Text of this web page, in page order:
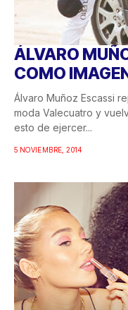
ÁLVARO
COMO
Álvaro Muñoz Escassi
moda Valecuatro y
esto de ejercer...
5 NOVIEMBRE, 2014